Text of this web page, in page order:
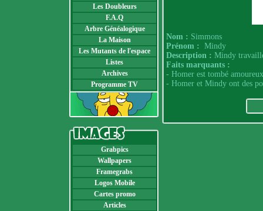
Les Doubleurs
F.A.Q
Arbre Généalogique
La Maison
Les Mutants de l'espace
Listes
Archives
Programme TV
Grabpics
Wallpapers
Framegrabs
Logos Mobile
Cartes promo
Articles
Nom : Simmons
Prénom : Mindy
Description : Mindy
Faits marquants :
- Homer est tombé
- Homer et Mindy ont des